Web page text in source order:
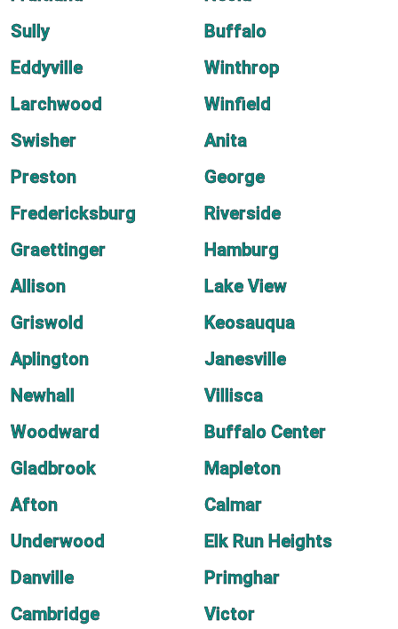
Sully
Buffalo
Eddyville
Winthrop
Larchwood
Winfield
Swisher
Anita
Preston
George
Fredericksburg
Riverside
Graettinger
Hamburg
Allison
Lake View
Griswold
Keosauqua
Aplington
Janesville
Newhall
Villisca
Woodward
Buffalo Center
Gladbrook
Mapleton
Afton
Calmar
Underwood
Elk Run Heights
Danville
Primghar
Cambridge
Victor